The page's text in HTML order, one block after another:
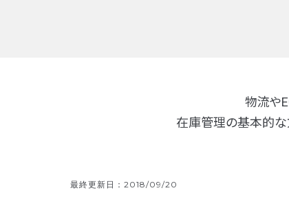
物流や
在庫管理の基本的な
最終更新日：2018/09/20